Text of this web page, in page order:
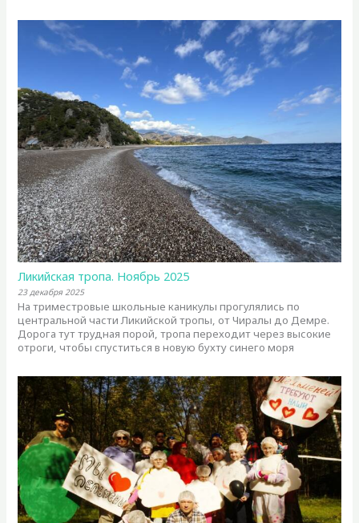
Ликийская тропа. Ноябрь 2025
23 декабря 2025
На триместровые школьные каникулы прогулялись по
центральной части Ликийской тропы, от Чиралы до Демре.
Дорога тут трудная порой, тропа переходит через высокие
отроги, чтобы спуститься в новую бухту синего моря